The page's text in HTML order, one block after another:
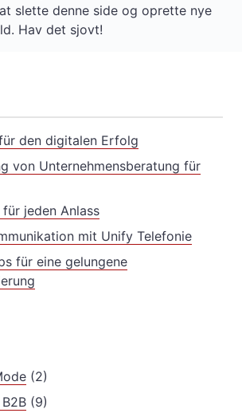
slette denne side og oprette nye
Hav det sjovt!
den digitalen Erfolg
von Unternehmensberatung für
jeden Anlass
mit Unify Telefonie
für eine gelungene
(2)
(9)